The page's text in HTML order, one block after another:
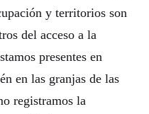
y territorios son
del acceso a la
presentes en
en las granjas de las
registramos la